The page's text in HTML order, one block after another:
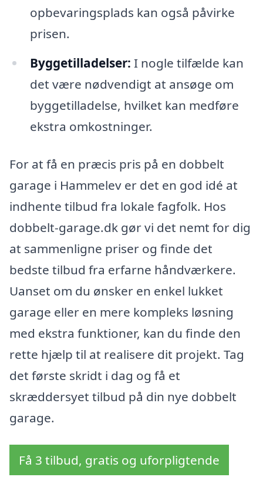
opbevaringsplads kan også påvirke
prisen.
Byggetilladelser: I nogle tilfælde kan
det være nødvendigt at ansøge om
byggetilladelse, hvilket kan medføre
ekstra omkostninger.
For at få en præcis pris på en dobbelt
garage i Hammelev er det en god idé at
indhente tilbud fra lokale fagfolk. Hos
dobbelt-garage.dk gør vi det nemt for dig
at sammenligne priser og finde det
bedste tilbud fra erfarne håndværkere.
Uanset om du ønsker en enkel lukket
garage eller en mere kompleks løsning
med ekstra funktioner, kan du finde den
rette hjælp til at realisere dit projekt. Tag
det første skridt i dag og få et
skræddersyet tilbud på din nye dobbelt
garage.
Få 3 tilbud, gratis og uforpligtende